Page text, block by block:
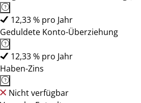
12,33 % pro Jahr
Geduldete Konto-Überziehung
12,33 % pro Jahr
Haben-Zins
Nicht verfügbar